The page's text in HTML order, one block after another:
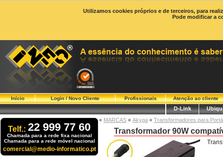
Utilizamos cookies próprios e de terceiros, para
Pode modificar a
Início Login / Novo Cliente Profissionais Atenção ao cliente
D-Link
Telf.: 22 999 77 60
Chamada para a rede fixa nacional
Chamada para a rede móvel nacional
comercial@medio-informatico.pt
« MARCAS « Akyga « Transformadores para
Transformador 90W